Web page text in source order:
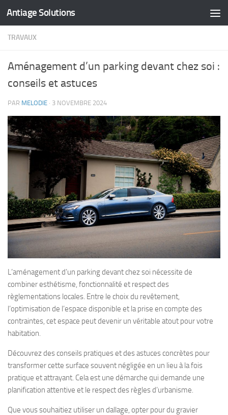
Skip to content
Antiage Solutions
TRAVAUX
Aménagement d’un parking devant chez soi :
conseils et astuces
PAR MELODIE · 3 NOVEMBRE 2024
L’aménagement d’un parking devant chez soi nécessite de
combiner esthétisme, fonctionnalité et respect des
règlementations locales. Entre le choix du revêtement,
l’optimisation de l’espace disponible et la prise en compte des
contraintes, cet espace peut devenir un véritable atout pour votre
habitation.
Découvrez des conseils pratiques et des astuces concrètes pour
transformer cette surface souvent négligée en un lieu à la fois
pratique et attrayant. Cela est une démarche qui demande une
planification attentive et le respect des règles d’urbanisme.
Que vous souhaitiez utiliser un dallage, opter pour du gravier